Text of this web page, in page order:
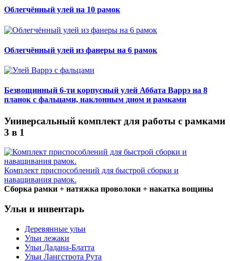
Облегчённый улей на 10 рамок
Облегчённый улей из фанеры на 6 рамок
Безвощинный 6-ти корпусный улей Аббата Варрэ на 8
планок с фальцами, наклонным дном и рамками
Универсальный комплект для работы с рамками
3 в 1
Комплект приспособлений для быстрой сборки и
наващивания рамок.
Сборка рамки + натяжка проволоки + накатка вощины
Ульи и инвентарь
Деревянные ульи
Ульи лежаки
Ульи Дадана-Блатта
Ульи Лангстрота Рута